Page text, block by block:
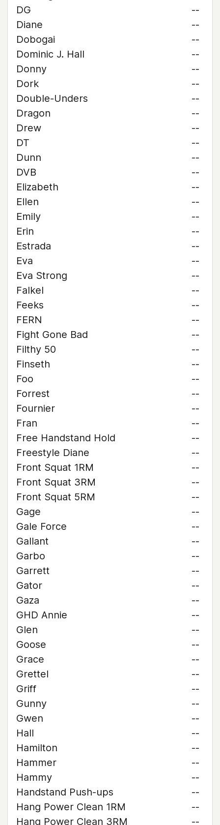
DG
--
Diane
--
Dobogai
--
Dominic J. Hall
--
Donny
--
Dork
--
Double-Unders
--
Dragon
--
Drew
--
DT
--
Dunn
--
DVB
--
Elizabeth
--
Ellen
--
Emily
--
Erin
--
Estrada
--
Eva
--
Eva Strong
--
Falkel
--
Feeks
--
FERN
--
Fight Gone Bad
--
Filthy 50
--
Finseth
--
Foo
--
Forrest
--
Fournier
--
Fran
--
Free Handstand Hold
--
Freestyle Diane
--
Front Squat 1RM
--
Front Squat 3RM
--
Front Squat 5RM
--
Gage
--
Gale Force
--
Gallant
--
Garbo
--
Garrett
--
Gator
--
Gaza
--
GHD Annie
--
Glen
--
Goose
--
Grace
--
Grettel
--
Griff
--
Gunny
--
Gwen
--
Hall
--
Hamilton
--
Hammer
--
Hammy
--
Handstand Push-ups
--
Hang Power Clean 1RM
--
Hang Power Clean 3RM
--